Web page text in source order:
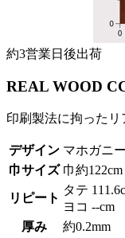
約3営業日後出荷
REAL WOOD
印刷製法に拘ったリ
デザイン マホガニ
巾サイズ 巾約122cm
リピート
タテ
ヨコ --cm
厚み
約0.2mm